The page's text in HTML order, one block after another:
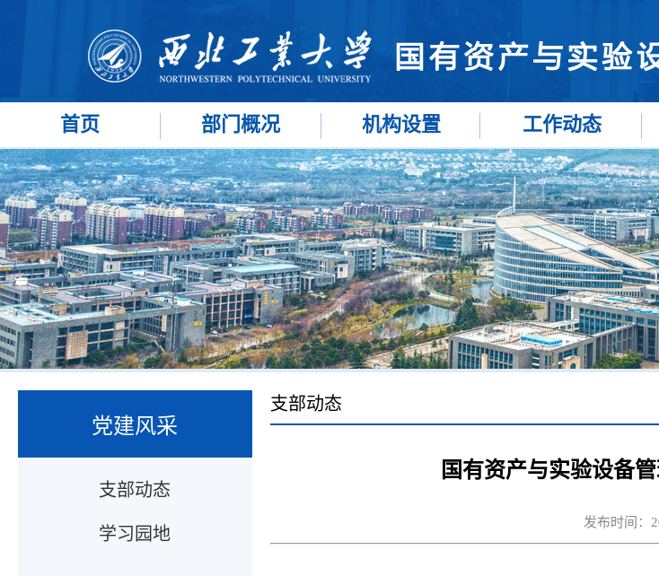
首页 部门概况 机构设置 工作动态
党建风采
支部动态
学习园地
支部动态
国有资产与实验设备
发布时间：